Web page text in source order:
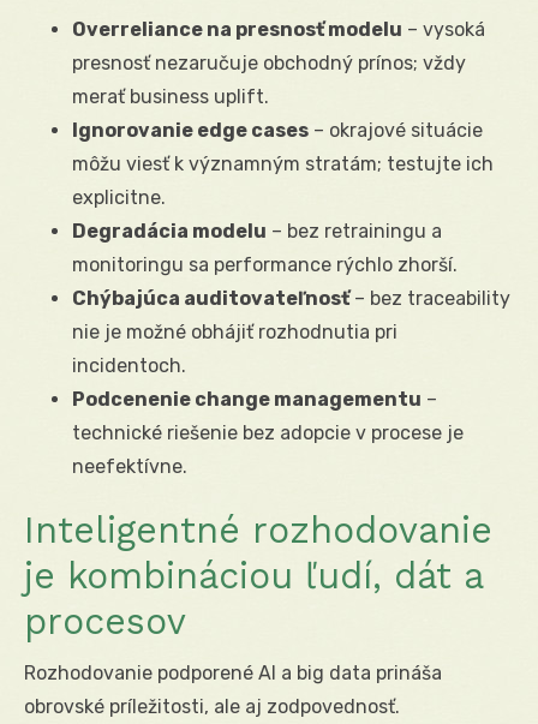
Overreliance na presnosť modelu – vysoká
presnosť nezaručuje obchodný prínos; vždy
merať business uplift.
Ignorovanie edge cases – okrajové situácie
môžu viesť k významným stratám; testujte ich
explicitne.
Degradácia modelu – bez retrainingu a
monitoringu sa performance rýchlo zhorší.
Chýbajúca auditovateľnosť– bez traceability
nie je možné obhájiť rozhodnutia pri
incidentoch.
Podcenenie change managementu –
technické riešenie bez adopcie v procese je
neefektívne.
Inteligentné rozhodovanie
je kombináciou ľudí, dát a
procesov
Rozhodovanie podporené AI a big data prináša
obrovské príležitosti, ale aj zodpovednosť.